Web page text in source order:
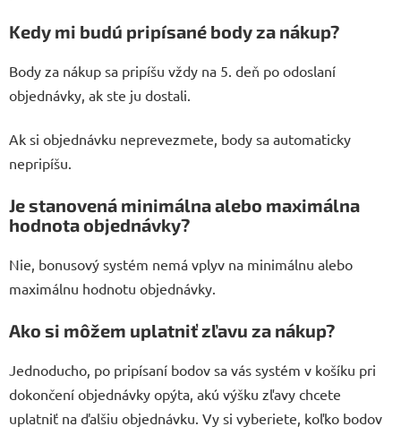
Kedy mi budú pripísané body za nákup?
Body za nákup sa pripíšu vždy na 5. deň po odoslaní
objednávky, ak ste ju dostali.
Ak si objednávku neprevezmete, body sa automaticky
nepripíšu.
Je stanovená minimálna alebo maximálna
hodnota objednávky?
Nie, bonusový systém nemá vplyv na minimálnu alebo
maximálnu hodnotu objednávky.
Ako si môžem uplatniť zľavu za nákup?
Jednoducho, po pripísaní bodov sa vás systém v košíku pri
dokončení objednávky opýta, akú výšku zľavy chcete
uplatniť na ďalšiu objednávku. Vy si vyberiete, koľko bodov